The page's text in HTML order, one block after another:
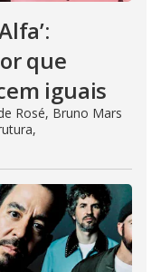
que
iguais
Rosé, Bruno Mars